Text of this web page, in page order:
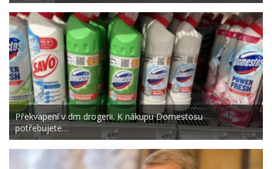
Překvapení v dm drogerii. K nákupu Domestosu
potřebujete…